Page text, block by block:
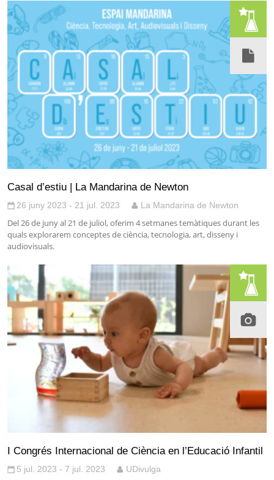
Casal d’estiu | La Mandarina de Newton
26 juny 2023 - 21 jul. 2023 La Mandarina de Newton
Del 26 de juny al 21 de juliol, oferim 4 setmanes temàtiques durant les
quals explorarem conceptes de ciència, tecnologia, art, disseny i
audiovisuals.
I Congrés Internacional de Ciència en l’Educació Infantil
5 jul. 2023 - 7 jul. 2023 UDivulga